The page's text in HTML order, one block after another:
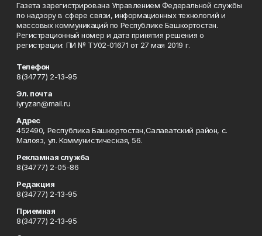
Газета зарегистрирована Управлением Федеральной службы
по надзору в сфере связи, информационных технологий и
массовых коммуникаций по Республике Башкортостан.
Регистрационный номер и дата принятия решения о
регистрации: ПИ № ТУ02-01671 от 27 мая 2019 г.
Телефон
8(34777) 2-13-95
Эл. почта
iyryzan@mail.ru
Адрес
452490, Республика Башкортостан,Салаватский район, с.
Малояз, ул. Коммунистическая, 56.
Рекламная служба
8(34777) 2-05-86
Редакция
8(34777) 2-13-95
Приемная
8(34777) 2-13-95